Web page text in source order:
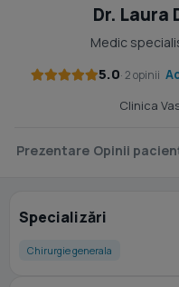
Dr. Laura
Medic
5.0· 2 opinii
Clinica
Prezentare Opinii
Specializări
Chirurgie generala